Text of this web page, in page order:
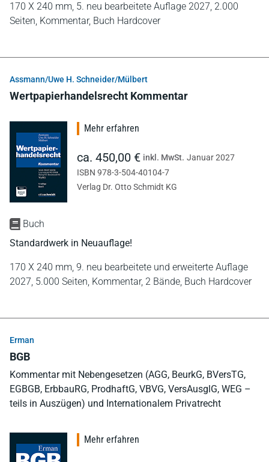
170 X 240 mm, 5. neu bearbeitete Auflage 2027, 2.000
Seiten, Kommentar, Buch Hardcover
Assmann/Uwe H. Schneider/Mülbert
Wertpapierhandelsrecht Kommentar
Buch
Standardwerk in Neuauflage!
170 X 240 mm, 9. neu bearbeitete und erweiterte Auflage
2027, 5.000 Seiten, Kommentar, 2 Bände, Buch Hardcover
Mehr erfahren
ca. 450,00 € inkl. MwSt. Januar 2027
ISBN 978-3-504-40104-7
Verlag Dr. Otto Schmidt KG
Erman
BGB
Kommentar mit Nebengesetzen (AGG, BeurkG, BVersTG,
EGBGB, ErbbauRG, ProdhaftG, VBVG, VersAusglG, WEG –
teils in Auszügen) und Internationalem Privatrecht
Mehr erfahren